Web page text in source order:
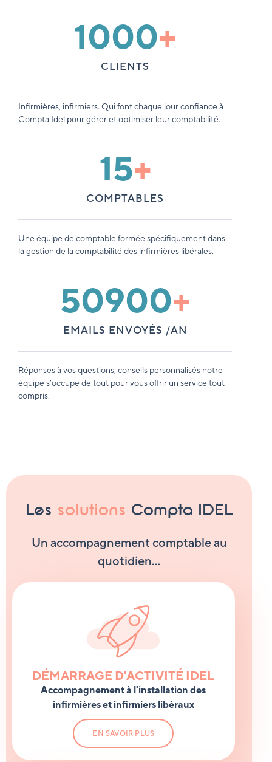
CLIENTS
1000+
Infirmières, infirmiers. Qui font chaque jour confiance à
Compta Idel pour gérer et optimiser leur comptabilité.
COMPTABLES
15+
Une équipe de comptable formée spécifiquement dans
la gestion de la comptabilité des infirmières libérales.
EMAILS ENVOYÉS /AN
50900+
Réponses à vos questions, conseils personnalisés notre
équipe s’occupe de tout pour vous offrir un service tout
compris.
Les solutions Compta IDEL
Un accompagnement comptable au
quotidien…
DÉMARRAGE D'ACTIVITÉ IDEL
Accompagnement à l'installation des
infirmières et infirmiers libéraux
EN SAVOIR PLUS